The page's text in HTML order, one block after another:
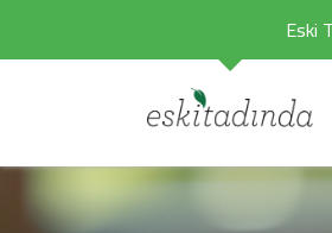
Eski